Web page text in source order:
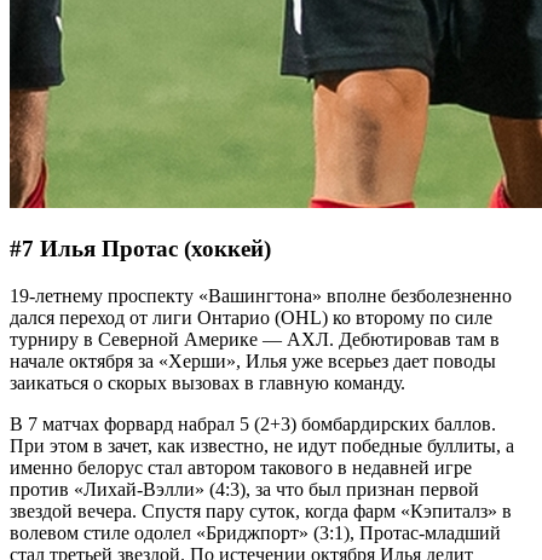
#7 Илья Протас (хоккей)
19-летнему проспекту «Вашингтона» вполне безболезненно
дался переход от лиги Онтарио (OHL) ко второму по силе
турниру в Северной Америке — АХЛ. Дебютировав там в
начале октября за «Херши», Илья уже всерьез дает поводы
заикаться о скорых вызовах в главную команду.
В 7 матчах форвард набрал 5 (2+3) бомбардирских баллов.
При этом в зачет, как известно, не идут победные буллиты, а
именно белорус стал автором такового в недавней игре
против «Лихай-Вэлли» (4:3), за что был признан первой
звездой вечера. Спустя пару суток, когда фарм «Кэпиталз» в
волевом стиле одолел «Бриджпорт» (3:1), Протас-младший
стал третьей звездой. По истечении октября Илья делит